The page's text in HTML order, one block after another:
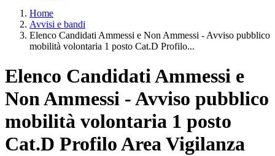
Home
Avvisi e bandi
Elenco Candidati Ammessi e Non Ammessi - Avviso pubblico
mobilità volontaria 1 posto Cat.D Profilo...
Elenco Candidati Ammessi e
Non Ammessi - Avviso pubblico
mobilità volontaria 1 posto
Cat.D Profilo Area Vigilanza